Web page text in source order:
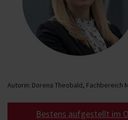
Autorin: Dorena Theobald, Fachbereich
Bestens aufgestellt im